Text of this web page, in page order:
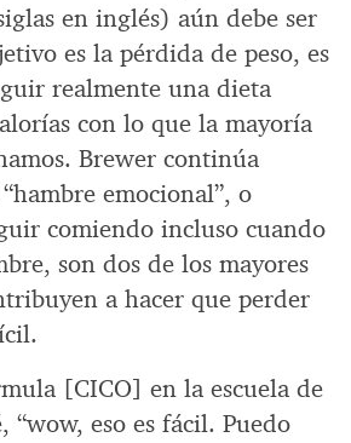
en inglés) aún debe ser
es la pérdida de peso, es
realmente una dieta
con lo que la mayoría
Brewer continúa
emocional”, o
comiendo incluso cuando
son dos de los mayores
a hacer que perder
[CICO] en la escuela de
“wow, eso es fácil. Puedo